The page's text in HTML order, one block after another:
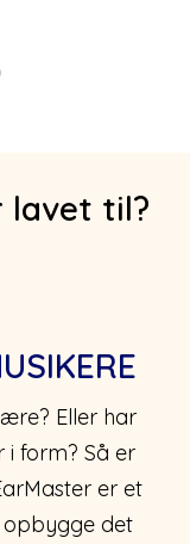
lavet til?
Eller har
form? Så er
er et
det